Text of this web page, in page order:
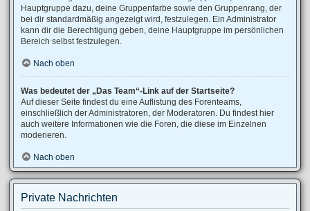
Hauptgruppe dazu, deine Gruppenfarbe sowie den Gruppenrang, der
bei dir standardmäßig angezeigt wird, festzulegen. Ein Administrator
kann dir die Berechtigung geben, deine Hauptgruppe im persönlichen
Bereich selbst festzulegen.
Nach oben
Was bedeutet der „Das Team“-Link auf der Startseite?
Auf dieser Seite findest du eine Auflistung des Forenteams,
einschließlich der Administratoren, der Moderatoren. Du findest hier
auch weitere Informationen wie die Foren, die diese im Einzelnen
moderieren.
Nach oben
Private Nachrichten